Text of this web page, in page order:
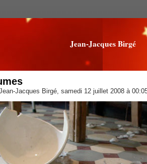
Jean-Jacques Birgé
Jacques Birgé, samedi 12 juillet 2008 à